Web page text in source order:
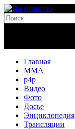
Главная
MMA
p4p
Видео
Фото
Досье
Энциклопедия
Трансляции